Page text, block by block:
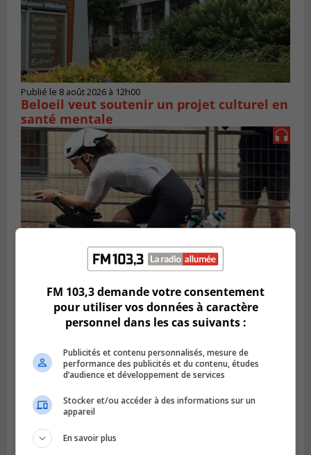
Publié le 8 août 2026 à 12h00
Beloeil veut soutenir un projet culturel en
santé mentale
SAINT-LAMBERT
Publié le 5 août 2026 à 08h23
De la fibrose kystique à l’Ironman : le
FM 103,3 demande votre consentement
pour utiliser vos données à caractère
personnel dans les cas suivants :
Publicités et contenu personnalisés, mesure de
performance des publicités et du contenu, études
d’audience et développement de services
Stocker et/ou accéder à des informations sur un
appareil
En savoir plus